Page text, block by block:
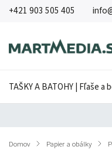
+421 903 505 405
TAŠKY A BATOHY | Fľaše
Domov / Papier a obálky /